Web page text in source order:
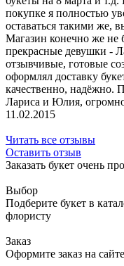
покупке я полностью
оставаться такими же,
Магазин конечно же не
прекрасные девушки -
отзывчивые, готовые
оформлял доставку
качественно, надёжно.
Лариса и Юлия,
11.02.2015
Читать все отзывы
Оставить отзыв
Заказать букет очень
Выбор
Подберите букет в
флористу
Заказ
Оформите заказ на